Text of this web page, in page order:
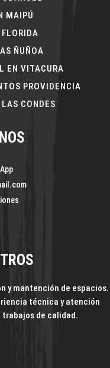
MAIPÚ
ÑUÑOA
EN VITACURA
PROVIDENCIA
CONDES
y mantención de espacios.
técnica y atención
trabajos de calidad.